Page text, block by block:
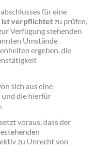
für eine
verpflichtetzu prüfen,
Verfügung stehenden
Umstände
ergeben, die
sich aus eine
und die hierfür
setzt voraus, dass der
zu Unrecht von